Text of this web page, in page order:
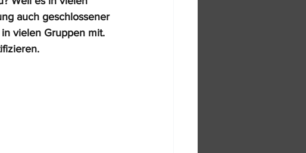
auch geschlossener
vielen Gruppen mit.